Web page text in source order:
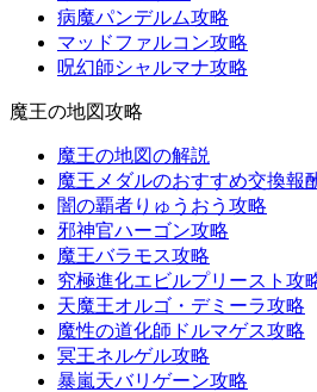
病魔パンデルム攻略
マッドファルコン攻略
呪幻師シャルマナ攻略
魔王の地図攻略
魔王の地図の解説
魔王メダルのおすすめ交換報
闇の覇者りゅうおう攻略
邪神官ハーゴン攻略
魔王バラモス攻略
究極進化エビルプリースト攻
天魔王オルゴ・デミーラ攻略
魔性の道化師ドルマゲス攻略
冥王ネルゲル攻略
暴嵐天バリゲーン攻略